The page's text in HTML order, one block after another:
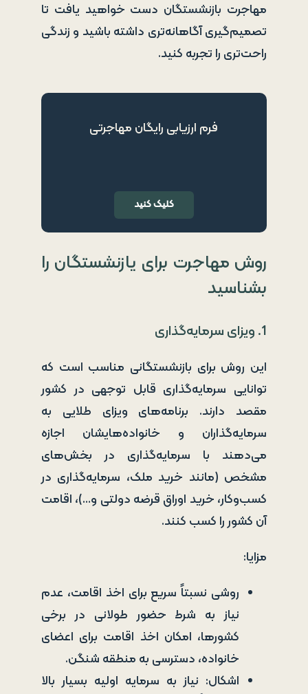
مهاجرت بازنشستگان دست خواهید یافت تا
تصمیم‌گیری آگاهانه‌تری داشته باشید و زندگی
راحت‌تری را تجربه کنید.
فرم ارزیابی رایگان مهاجرتی
کلیک کنید
روش مهاجرت برای یازنشستگان را
بشناسید
1. ویزای سرمایه‌گذاری
این روش برای بازنشستگانی مناسب است که
توانایی سرمایه‌گذاری قابل توجهی در کشور
مقصد دارند. برنامه‌های ویزای طلایی به
سرمایه‌گذاران و خانواده‌هایشان اجازه
می‌دهند با سرمایه‌گذاری در بخش‌های
مشخص (مانند خرید ملک، سرمایه‌گذاری در
کسب‌وکار، خرید اوراق قرضه دولتی و…)، اقامت
آن کشور را کسب کنند.
مزایا:
روشی نسبتاً سریع برای اخذ اقامت، عدم
نیاز به شرط حضور طولانی در برخی
کشورها، امکان اخذ اقامت برای اعضای
خانواده، دسترسی به منطقه شنگن.
اشکال: نیاز به سرمایه اولیه بسیار بالا